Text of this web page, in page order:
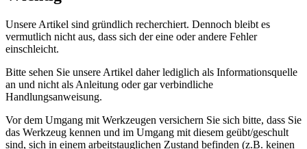
Unsere Artikel sind gründlich recherchiert. Dennoch bleibt es
vermutlich nicht aus, dass sich der eine oder andere Fehler
einschleicht.
Bitte sehen Sie unsere Artikel daher lediglich als Informationsquelle
an und nicht als Anleitung oder gar verbindliche
Handlungsanweisung.
Vor dem Umgang mit Werkzeugen versichern Sie sich bitte, dass Sie
das Werkzeug kennen und im Umgang mit diesem geübt/geschult
sind, sich in einem arbeitstauglichen Zustand befinden (z.B. keinen